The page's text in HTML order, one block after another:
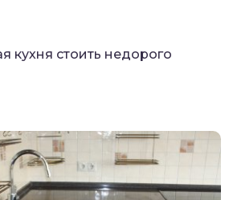
кухня стоить недорого